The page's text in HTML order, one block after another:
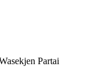
Partai